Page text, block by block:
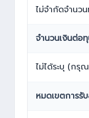
ไม่จำกัดจำนว
จำนวนเงินต่อ
ไม่ได้ระบุ (กรุ
หมดเขตการรั